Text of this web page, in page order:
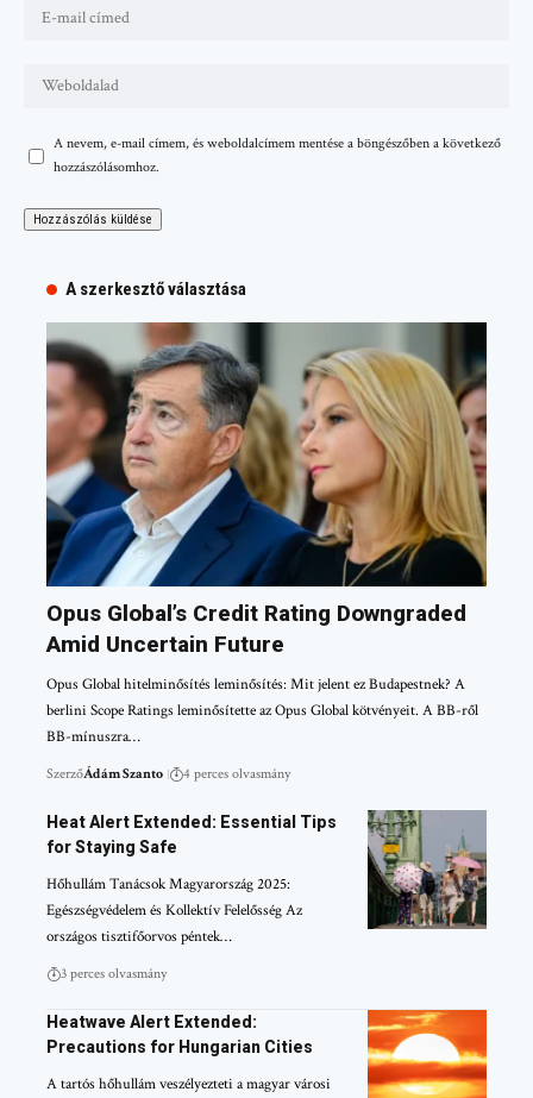
A nevem, e-mail címem, és weboldalcímem mentése a böngészőben a következő
hozzászólásomhoz.
A szerkesztő választása
Opus Global’s Credit Rating Downgraded
Amid Uncertain Future
Opus Global hitelminősítés leminősítés: Mit jelent ez Budapestnek? A
berlini Scope Ratings leminősítette az Opus Global kötvényeit. A BB-ről
BB-mínuszra…
SzerzőÁdám Szanto 4 perces olvasmány
Heat Alert Extended: Essential Tips
for Staying Safe
Hőhullám Tanácsok Magyarország 2025:
Egészségvédelem és Kollektív Felelősség Az
országos tisztifőorvos péntek…
3 perces olvasmány
Heatwave Alert Extended:
Precautions for Hungarian Cities
A tartós hőhullám veszélyezteti a magyar városi